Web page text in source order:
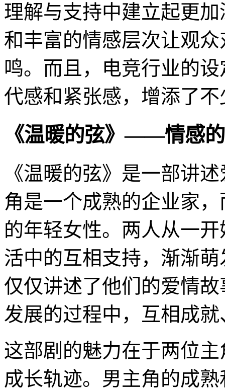
理解与支持中建立起更
和丰富的情感层次让观
鸣。而且，电竞行业的
代感和紧张感，增添了
《温暖的弦》——情感
《温暖的弦》是一部讲
角是一个成熟的企业家
的年轻女性。两人从一
活中的互相支持，渐渐
仅仅讲述了他们的爱情
发展的过程中，互相成
这部剧的魅力在于两位
成长轨迹。男主角的成